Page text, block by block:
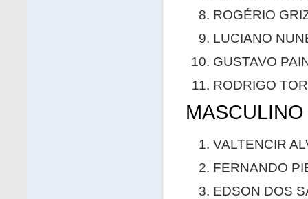
ROGÉRIO
LUCIANO
GUSTAVO
RODRIGO
VALTENCIR
FERNANDO
EDSON DOS